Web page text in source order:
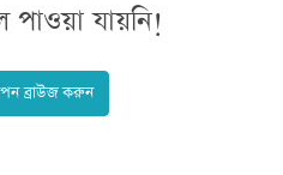
যায়নি!
ব্রাউজ করুন